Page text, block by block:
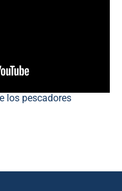
los pescadores